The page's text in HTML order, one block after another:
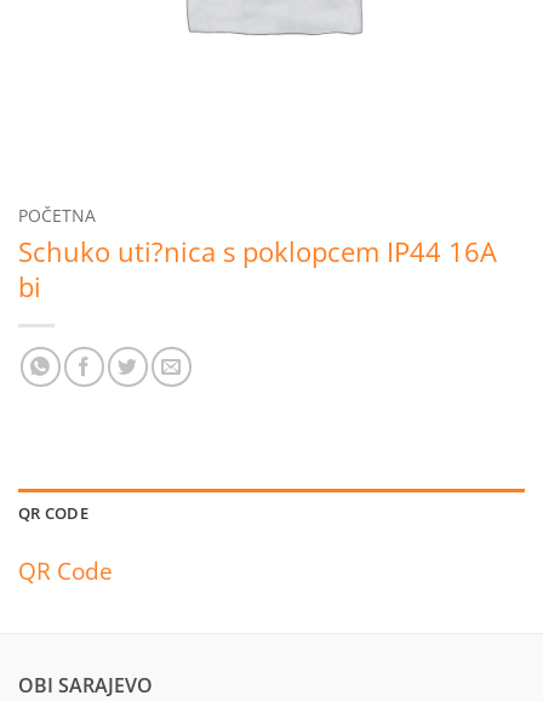
POČETNA
Schuko uti?nica s poklopcem IP44 16A
bi
QR CODE
QR Code
OBI SARAJEVO